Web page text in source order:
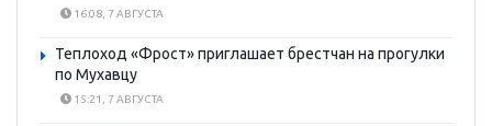
16:08, 7 АВГУСТА
Теплоход «Фрост» приглашает брестчан на прогулки
по Мухавцу
15:21, 7 АВГУСТА